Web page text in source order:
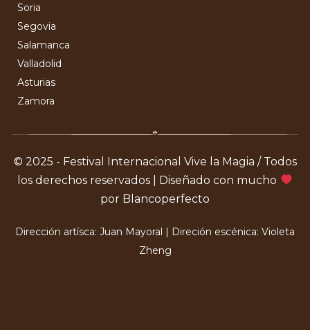
Soria
Segovia
Salamanca
Valladolid
Asturias
Zamora
© 2025 - Festival Internacional Vive la Magia / Todos
los derechos reservados | Diseñado con mucho
por Blancoperfecto
Dirección artísca: Juan Mayoral | Direción escénica: Violeta
Zheng